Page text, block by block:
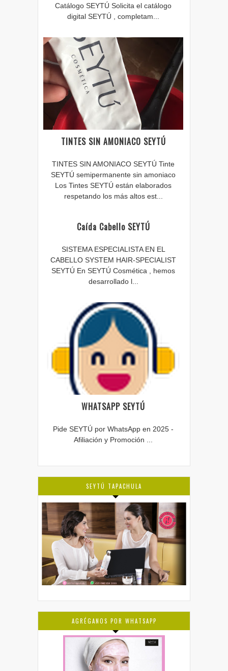
Catálogo SEYTÚ Solicita el catálogo
digital SEYTÚ , completam...
TINTES SIN AMONIACO SEYTÚ
TINTES SIN AMONIACO SEYTÚ Tinte
SEYTÚ semipermanente sin amoniaco
Los Tintes SEYTÚ están elaborados
respetando los más altos est...
Caída Cabello SEYTÚ
SISTEMA ESPECIALISTA EN EL
CABELLO SYSTEM HAIR-SPECIALIST
SEYTÚ En SEYTÚ Cosmética , hemos
desarrollado l...
WHATSAPP SEYTÚ
Pide SEYTÚ por WhatsApp en 2025 -
Afiliación y Promoción ...
SEYTÚ TAPACHULA
AGRÉGANOS POR WHATSAPP